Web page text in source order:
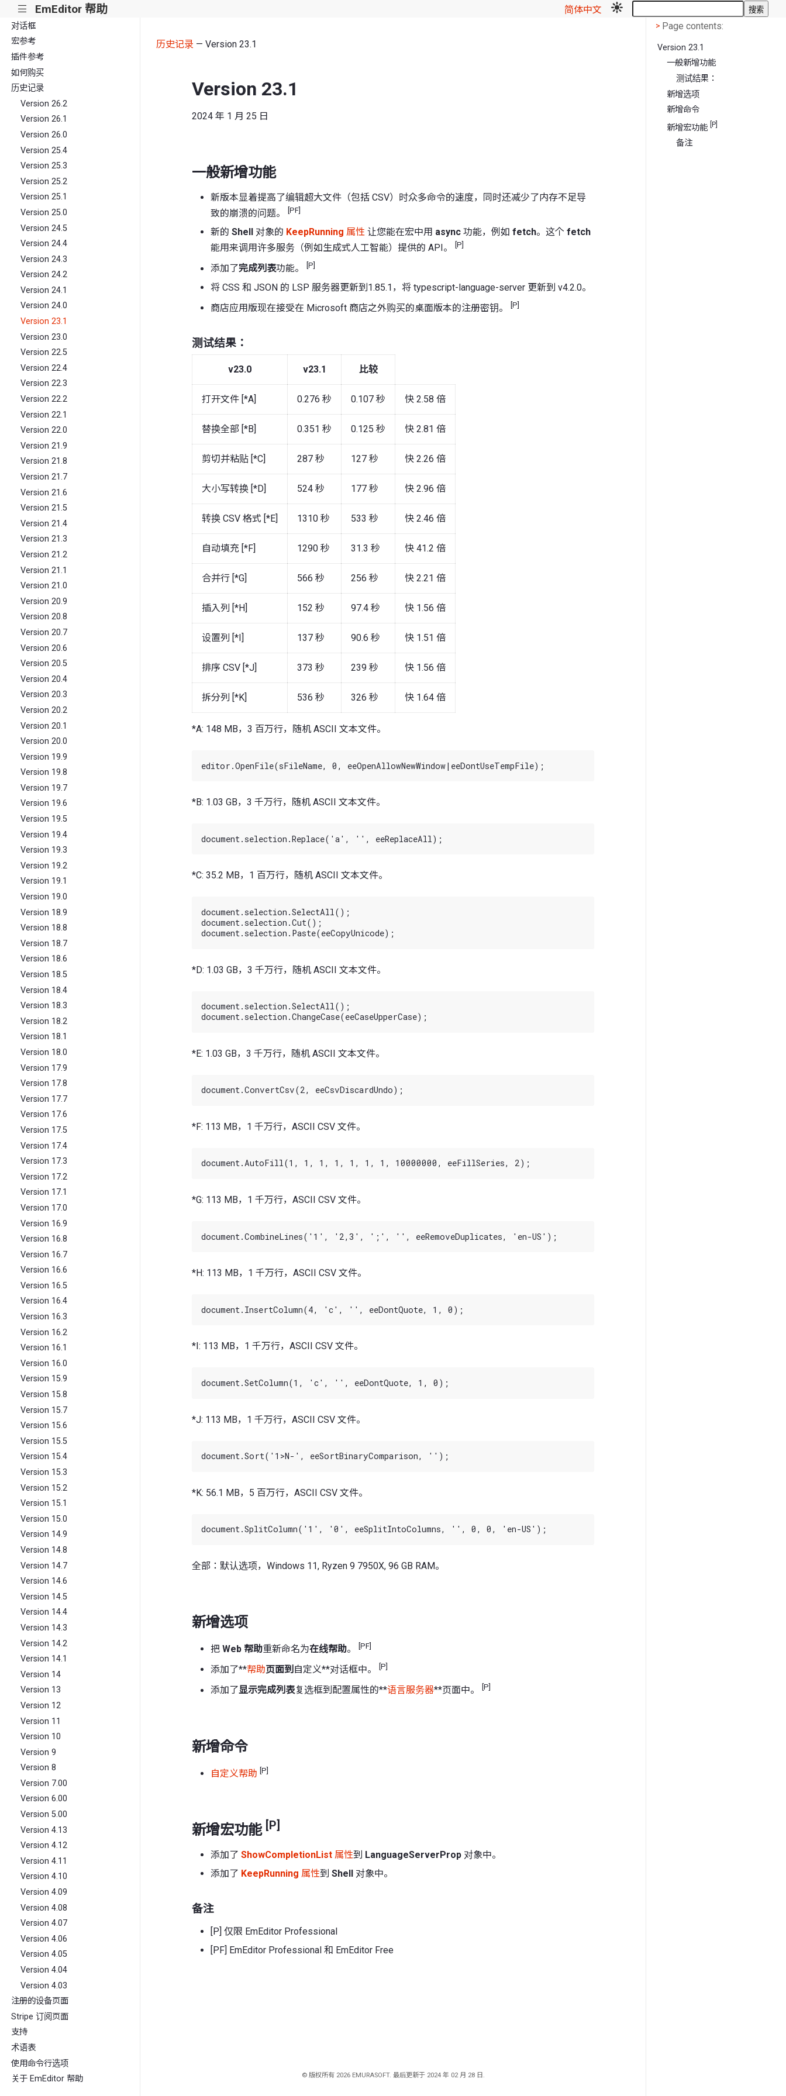
||| EmEditor 帮助 简体中文 搜索
命令参考
对话框
宏参考
插件参考
如何购买
历史记录
Version 26.2
Version 26.1
Version 26.0
Version 25.4
Version 25.3
Version 25.2
Version 25.1
Version 25.0
Version 24.5
Version 24.4
Version 24.3
Version 24.2
Version 24.1
Version 24.0
Version 23.1
Version 23.0
Version 22.5
Version 22.4
Version 22.3
Version 22.2
Version 22.1
Version 22.0
Version 21.9
Version 21.8
Version 21.7
Version 21.6
Version 21.5
Version 21.4
Version 21.3
Version 21.2
Version 21.1
Version 21.0
Version 20.9
Version 20.8
Version 20.7
Version 20.6
Version 20.5
Version 20.4
Version 20.3
Version 20.2
Version 20.1
Version 20.0
Version 19.9
Version 19.8
Version 19.7
Version 19.6
Version 19.5
Version 19.4
Version 19.3
Version 19.2
Version 19.1
Version 19.0
Version 18.9
Version 18.8
Version 18.7
Version 18.6
Version 18.5
Version 18.4
Version 18.3
Version 18.2
Version 18.1
Version 18.0
Version 17.9
Version 17.8
Version 17.7
Version 17.6
Version 17.5
Version 17.4
Version 17.3
Version 17.2
Version 17.1
Version 17.0
Version 16.9
Version 16.8
Version 16.7
Version 16.6
Version 16.5
Version 16.4
Version 16.3
Version 16.2
Version 16.1
Version 16.0
Version 15.9
Version 15.8
Version 15.7
Version 15.6
Version 15.5
Version 15.4
Version 15.3
Version 15.2
Version 15.1
Version 15.0
Version 14.9
Version 14.8
Version 14.7
Version 14.6
Version 14.5
Version 14.4
Version 14.3
Version 14.2
Version 14.1
Version 14
Version 13
Version 12
Version 11
Version 10
Version 9
Version 8
Version 7.00
Version 6.00
Version 5.00
Version 4.13
Version 4.12
Version 4.11
Version 4.10
Version 4.09
Version 4.08
Version 4.07
Version 4.06
Version 4.05
Version 4.04
Version 4.03
注册的设备页面
Stripe 订阅页面
支持
术语表
使用命令行选项
关于 EmEditor 帮助
历史记录 — Version 23.1
Version 23.1
2024 年 1 月 25 日
一般新增功能
新版本显着提高了编辑超大文件（包括 CSV）时众多命令的速度，同时还减少了内存不足导
致的崩溃的问题。
[PF]
新的 Shell 对象的 KeepRunning 属性 让您能在宏中用 async 功能，例如 fetch。这个 fetch
能用来调用许多服务（例如生成式人工智能）提供的 API。
[P]
添加了完成列表功能。 [P]
将 CSS 和 JSON 的 LSP 服务器更新到1.85.1，将 typescript-language-server 更新到 v4.2.0。
商店应用版现在接受在 Microsoft 商店之外购买的桌面版本的注册密钥。
[P]
测试结果：
v23.0 v23.1 比较
打开文件 [*A] 0.276 秒 0.107 秒 快 2.58 倍
替换全部 [*B] 0.351 秒 0.125 秒 快 2.81 倍
剪切并粘贴 [*C] 287 秒 127 秒 快 2.26 倍
大小写转换 [*D] 524 秒 177 秒 快 2.96 倍
转换 CSV 格式 [*E] 1310 秒 533 秒 快 2.46 倍
自动填充 [*F] 1290 秒 31.3 秒 快 41.2 倍
合并行 [*G] 566 秒 256 秒 快 2.21 倍
插入列 [*H] 152 秒 97.4 秒 快 1.56 倍
设置列 [*I] 137 秒 90.6 秒 快 1.51 倍
排序 CSV [*J] 373 秒 239 秒 快 1.56 倍
拆分列 [*K] 536 秒 326 秒 快 1.64 倍
*A: 148 MB，3 百万行，随机 ASCII 文本文件。
*B: 1.03 GB，3 千万行，随机 ASCII 文本文件。
*C: 35.2 MB，1 百万行，随机 ASCII 文本文件。
document.selection.SelectAll();
document.selection.Cut();
*D: 1.03 GB，3 千万行，随机 ASCII 文本文件。
document.selection.SelectAll();
*E: 1.03 GB，3 千万行，随机 ASCII 文本文件。
*F: 113 MB，1 千万行，ASCII CSV 文件。
*G: 113 MB，1 千万行，ASCII CSV 文件。
*H: 113 MB，1 千万行，ASCII CSV 文件。
*I: 113 MB，1 千万行，ASCII CSV 文件。
*J: 113 MB，1 千万行，ASCII CSV 文件。
*K: 56.1 MB，5 百万行，ASCII CSV 文件。
全部：默认选项，Windows 11, Ryzen 9 7950X, 96 GB RAM。
新增选项
把 Web 帮助重新命名为在线帮助。 [PF]
添加了**帮助页面到 自定义**对话框中。 [P]
添加了显示完成列表复选框到配置属性的**语言服务器**页面中。 [P]
新增命令
自定义帮助 [P]
新增宏功能 [P]
添加了 ShowCompletionList 属性到 LanguageServerProp 对象中。
添加了 KeepRunning 属性到 Shell 对象中。
备注
[P] 仅限 EmEditor Professional
[PF] EmEditor Professional 和 EmEditor Free
< Page contents
> Page contents:
Version 23.1
一般新增功能
测试结果：
新增选项
新增命令
新增宏功能 [P]
备注
© 版权所有 2026 EMURASOFT. 最后更新于 2024 年 02 月 28 日.